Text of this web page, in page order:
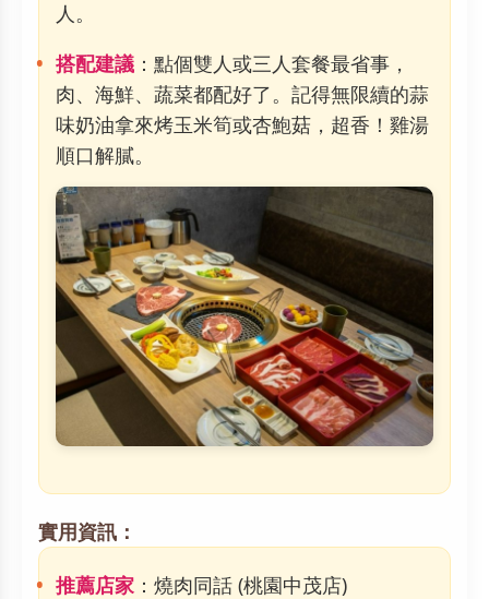
人。
搭配建議 ：點個雙人或三人套餐最省事，
肉、海鮮、蔬菜都配好了。記得無限續的蒜
味奶油拿來烤玉米筍或杏鮑菇，超香！雞湯
順口解膩。
實用資訊：
推薦店家 ：燒肉同話 (桃園中茂店)